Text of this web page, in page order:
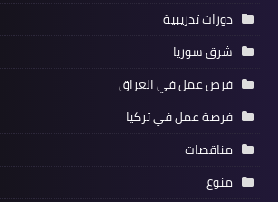
دورات تدريبية
شرق سوريا
فرص عمل في العراق
فرصة عمل في تركيا
مناقصات
منوع